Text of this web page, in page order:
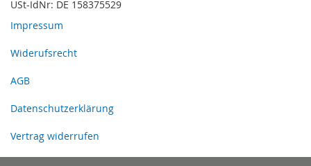
USt-IdNr: DE 158375529
Impressum
Widerufsrecht
AGB
Datenschutzerklärung
Vertrag widerrufen